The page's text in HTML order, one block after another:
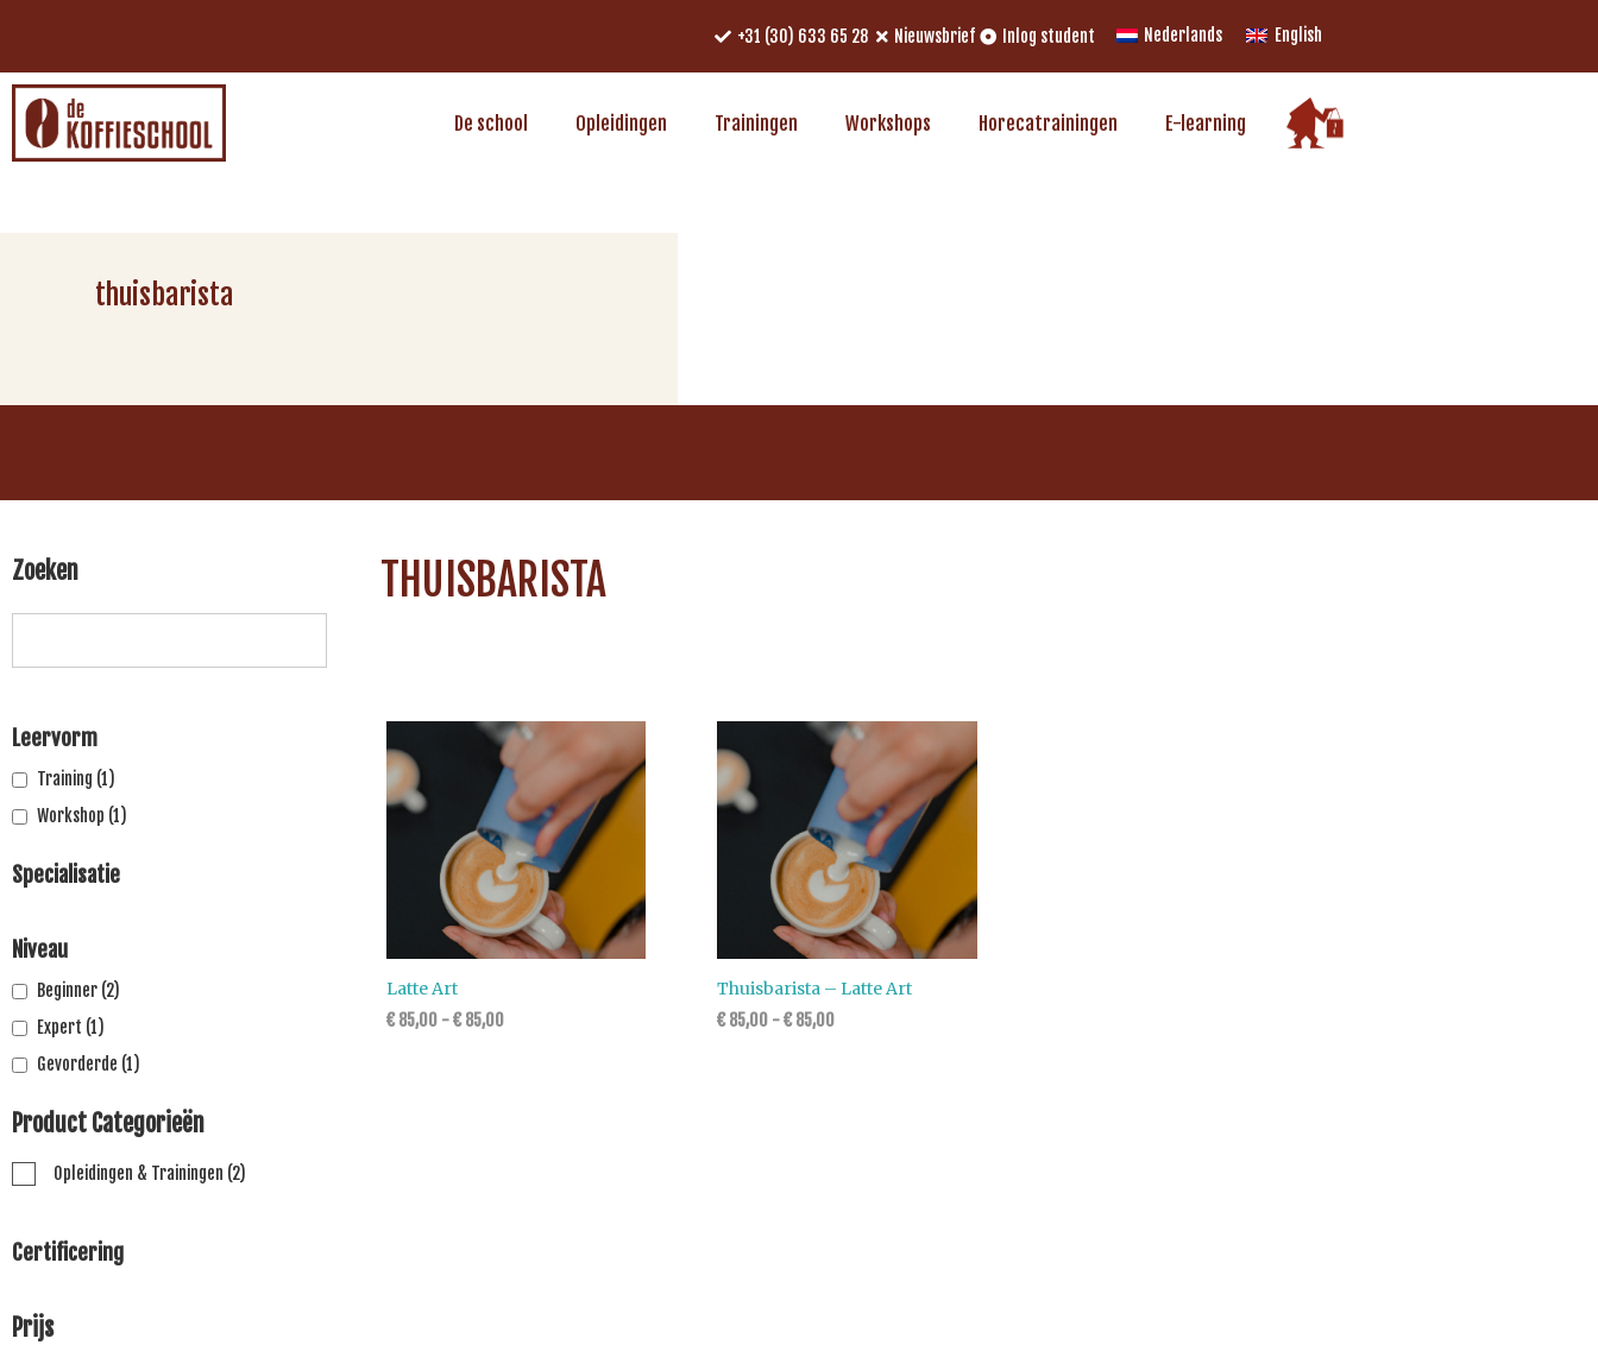
+31 (30) 633 65 28 Nieuwsbrief Inlog student Nederlands English
De school Opleidingen Trainingen Workshops Horecatrainingen E-learning
thuisbarista
Zoeken
Leervorm
Training (1)
Workshop (1)
Specialisatie
Niveau
Beginner (2)
Expert (1)
Gevorderde (1)
Product Categorieën
Opleidingen & Trainingen (2)
Certificering
Prijs
THUISBARISTA
Latte Art
€85,00 -€85,00
Thuisbarista – Latte Art
€85,00 -€85,00